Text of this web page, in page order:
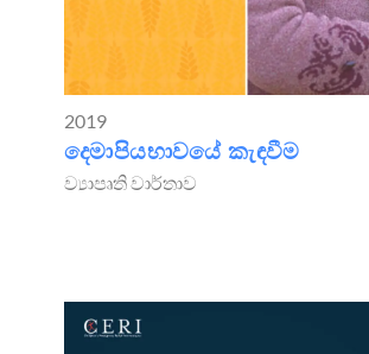
2019
දෙමාපියභාවයේ කැඳවීම
ව්‍යාපෘති වාර්තාව